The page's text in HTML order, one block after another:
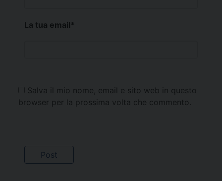
La tua email*
Salva il mio nome, email e sito web in questo
browser per la prossima volta che commento.